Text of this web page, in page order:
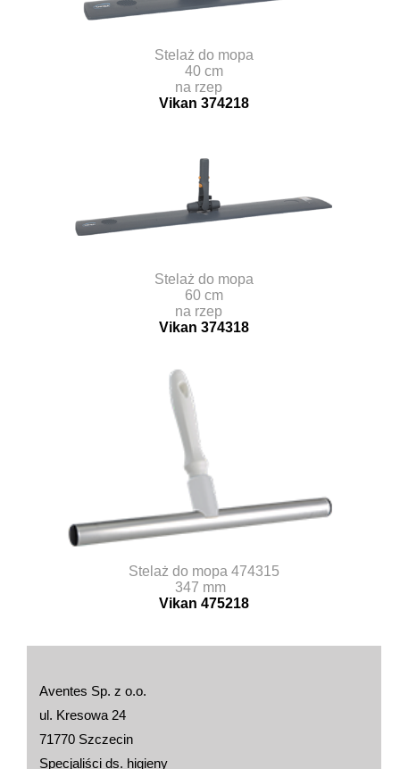
Stelaż do mopa
40 cm
na rzep
Vikan 374218
Stelaż do mopa
60 cm
na rzep
Vikan 374318
Stelaż do mopa 474315
347 mm
Vikan 475218
Aventes Sp. z o.o.
ul. Kresowa 24
71770 Szczecin
Specjaliści ds. higieny